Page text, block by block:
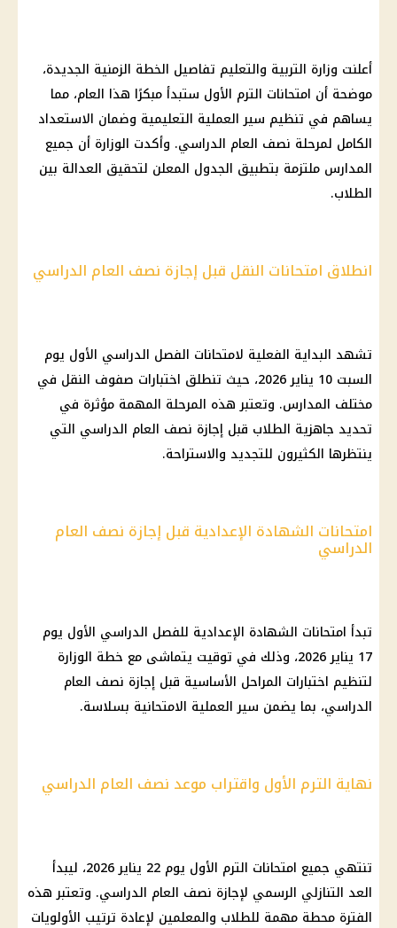
أعلنت وزارة التربية والتعليم تفاصيل الخطة الزمنية الجديدة،
موضحة أن امتحانات الترم الأول ستبدأ مبكرًا هذا العام، مما
يساهم في تنظيم سير العملية التعليمية وضمان الاستعداد
الكامل لمرحلة نصف العام الدراسي. وأكدت الوزارة أن جميع
المدارس ملتزمة بتطبيق الجدول المعلن لتحقيق العدالة بين
الطلاب.
انطلاق امتحانات النقل قبل إجازة نصف العام الدراسي
تشهد البداية الفعلية لامتحانات الفصل الدراسي الأول يوم
السبت 10 يناير 2026، حيث تنطلق اختبارات صفوف النقل في
مختلف المدارس. وتعتبر هذه المرحلة المهمة مؤثرة في
تحديد جاهزية الطلاب قبل إجازة نصف العام الدراسي التي
ينتظرها الكثيرون للتجديد والاستراحة.
امتحانات الشهادة الإعدادية قبل إجازة نصف العام
الدراسي
تبدأ امتحانات الشهادة الإعدادية للفصل الدراسي الأول يوم
17 يناير 2026، وذلك في توقيت يتماشى مع خطة الوزارة
لتنظيم اختبارات المراحل الأساسية قبل إجازة نصف العام
الدراسي، بما يضمن سير العملية الامتحانية بسلاسة.
نهاية الترم الأول واقتراب موعد نصف العام الدراسي
تنتهي جميع امتحانات الترم الأول يوم 22 يناير 2026، ليبدأ
العد التنازلي الرسمي لإجازة نصف العام الدراسي. وتعتبر هذه
الفترة محطة مهمة للطلاب والمعلمين لإعادة ترتيب الأولويات